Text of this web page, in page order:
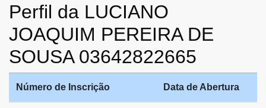
Perfil da LUCIANO
JOAQUIM PEREIRA DE
SOUSA 03642822665
Número de Inscrição Data de Abertura